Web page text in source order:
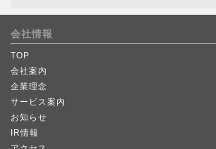
会社情報
TOP
会社案内
企業理念
サービス案内
お知らせ
IR情報